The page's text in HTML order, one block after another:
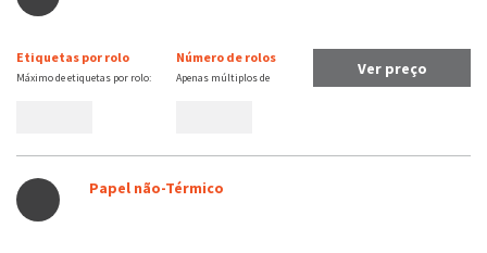
Etiquetas por rolo
Máximo de etiquetas por rolo:
Número de rolos
Apenas múltiplos de Ver preço
Papel não-Térmico